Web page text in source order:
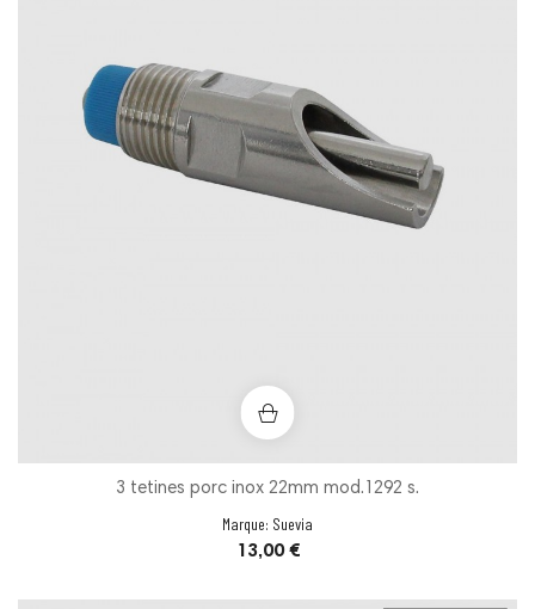
3 tetines porc inox 22mm mod.1292 s.
Marque: Suevia
Prix
13,00 €